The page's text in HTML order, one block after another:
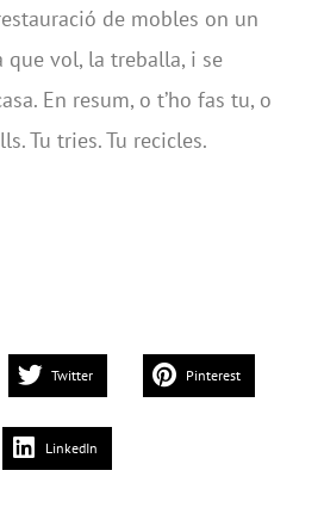
de mobles on un
que vol, la treballa, i se
En resum, o t’ho fas tu, o
Tu tries. Tu recicles.
Twitter Pinterest
LinkedIn